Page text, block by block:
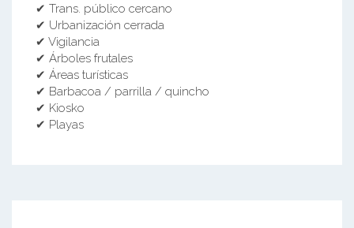
✔ Trans. público cercano
✔ Urbanización cerrada
✔ Vigilancia
✔ Árboles frutales
✔ Áreas turísticas
✔ Barbacoa / parrilla / quincho
✔ Kiosko
✔ Playas